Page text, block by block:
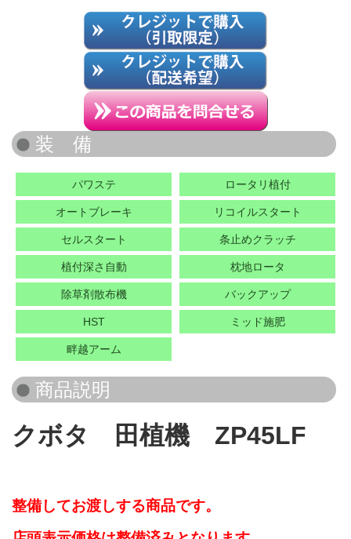
パワステ ロータリ植付
オートブレーキ リコイルスタート
セルスタート 条止めクラッチ
植付深さ自動 枕地ロータ
除草剤散布機 バックアップ
HST ミッド施肥
畔越アーム
クボタ 田植機 ZP45LF
整備してお渡しする商品です。